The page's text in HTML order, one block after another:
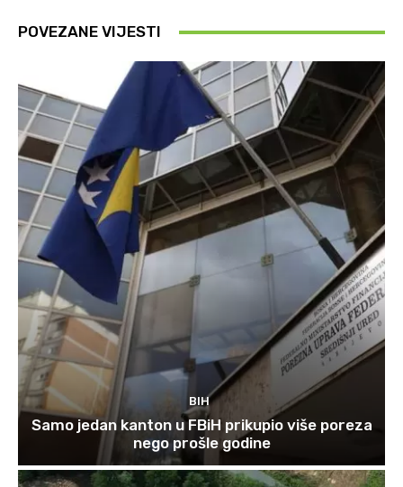
POVEZANE VIJESTI
BIH
Samo jedan kanton u FBiH prikupio više poreza
nego prošle godine